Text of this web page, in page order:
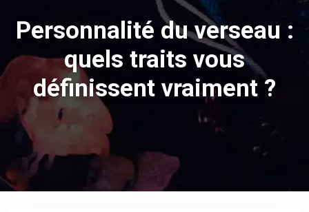
Personnalité du verseau :
quels traits vous
définissent vraiment ?